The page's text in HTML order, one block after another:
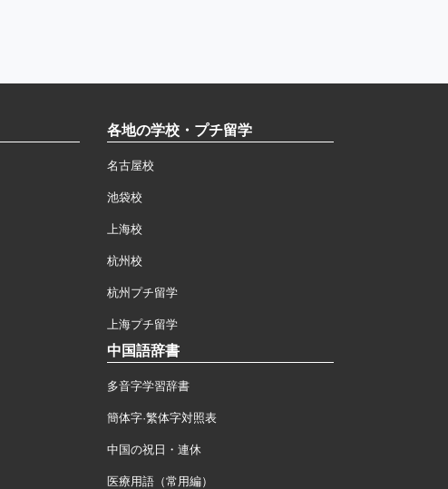
各地の学校・プチ留学
名古屋校
池袋校
上海校
杭州校
杭州プチ留学
上海プチ留学
中国語辞書
多音字学習辞書
簡体字·繁体字対照表
中国の祝日・連休
医療用語（常用編）